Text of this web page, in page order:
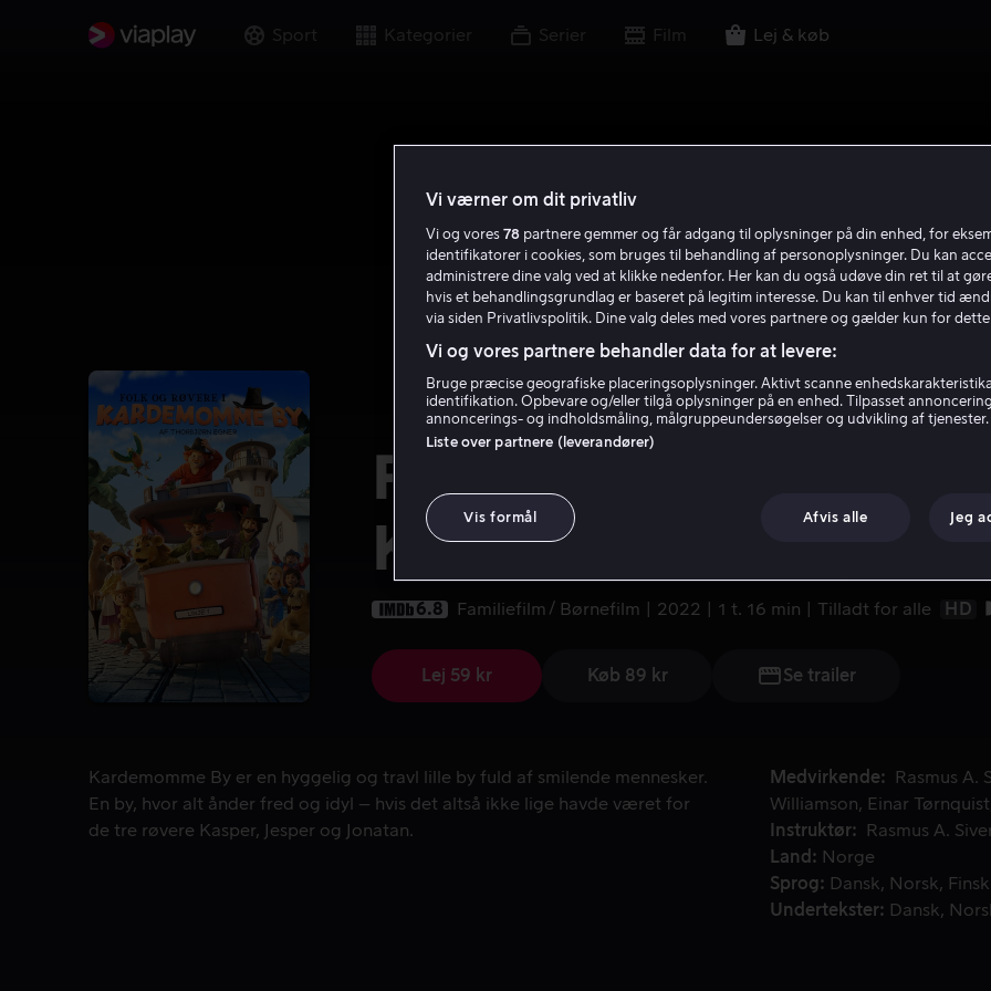
Sport Kategorier Serier Film Lej & køb
Folk og Røvere i
Kardemomme by
6.8 Familiefilm Børnefilm 2022 1 t. 16 min Tilladt for alle HD
Lej 59 kr Køb 89 kr Se trailer
Kardemomme By er en hyggelig og travl lille by fuld af smilende mennesker. En by, hvor alt ånder fred og
Kardemomme By er en hyggelig og travl lille by fuld af smilende mennesker.
En by, hvor alt ånder fred og idyl – hvis det altså ikke lige havde været for
de tre røvere Kasper, Jesper og Jonatan.
Medvirkende Rasmus A.
Williamson
Einar Tørnquist
Instruktør
Rasmus A.
Land
Norge
Sprog
Dansk Norsk
Finsk
Undertekster
Dansk
Vi værner om dit privatliv
Vi og vores 78 partnere gemmer og får adgang til oplysninger på din enhed, for
identifikatorer i cookies, som bruges til behandling af personoplysninger. Du kan
administrere dine valg ved at klikke nedenfor. Her kan du også udøve din ret til at
hvis et behandlingsgrundlag er baseret på legitim interesse. Du kan til enhver tid
via siden Privatlivspolitik. Dine valg deles med vores partnere og gælder kun for
Vi og vores partnere behandler data for at levere:
Bruge præcise geografiske placeringsoplysninger. Aktivt scanne
identifikation. Opbevare og/eller tilgå oplysninger på en enhed. Tilpasset
annoncerings- og indholdsmåling, målgruppeundersøgelser og udvikling af tjenester.
Liste over partnere (leverandører)
Vis formål Afvis alle Jeg